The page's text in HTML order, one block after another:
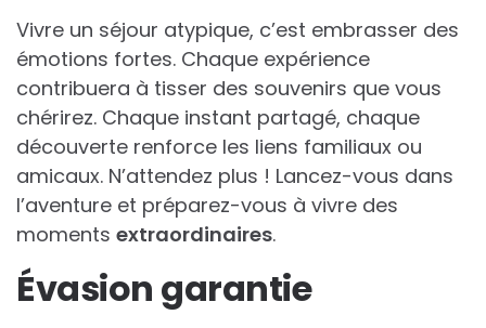
Vivre un séjour atypique, c’est embrasser des
émotions fortes. Chaque expérience
contribuera à tisser des souvenirs que vous
chérirez. Chaque instant partagé, chaque
découverte renforce les liens familiaux ou
amicaux. N’attendez plus ! Lancez-vous dans
l’aventure et préparez-vous à vivre des
moments extraordinaires.
Évasion garantie